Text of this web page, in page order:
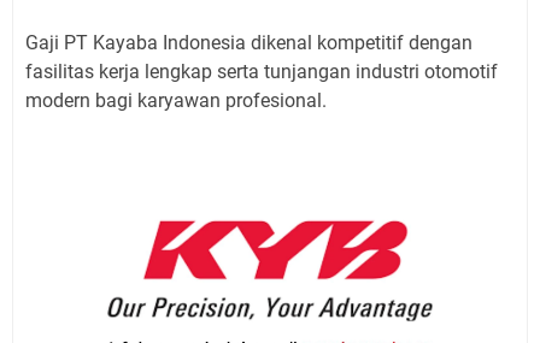
Gaji PT Kayaba Indonesia dikenal kompetitif dengan
fasilitas kerja lengkap serta tunjangan industri otomotif
modern bagi karyawan profesional.